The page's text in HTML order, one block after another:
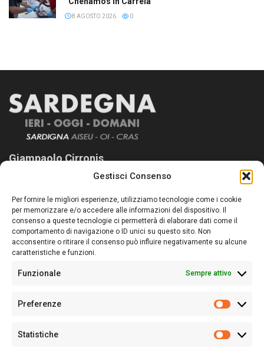
Gestisci Consenso
Per fornire le migliori esperienze, utilizziamo tecnologie come i cookie
per memorizzare e/o accedere alle informazioni del dispositivo. Il
consenso a queste tecnologie ci permetterà di elaborare dati come il
comportamento di navigazione o ID unici su questo sito. Non
acconsentire o ritirare il consenso può influire negativamente su alcune
caratteristiche e funzioni.
Funzionale Sempre attivo
Preferenze
Statistiche
8 AGOSTO 2026 0
Giampaolo Cirronis
Sardegna Ieri-Oggi-Domani nasce per informare “liberamente” i
lettori su quanto accade in Sardegna, con un occhio rivolto al
nostro passato e, soprattutto, al nostro futuro
Follow Us
Sede:Via Cristoforo Colombo 09013 Carbonia
Partita IVA02270380922